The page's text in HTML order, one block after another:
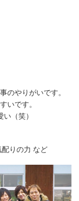
のやりがいです。
いです。
（笑）
配りの力 など